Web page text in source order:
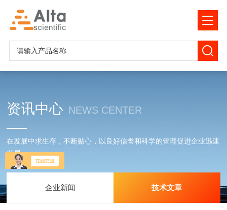
资讯中心 NEWS CENTER
在发展中求生存，不断贴心，以良好信誉和科学的管理促进企业迅速
发展
企业新闻 技术文章